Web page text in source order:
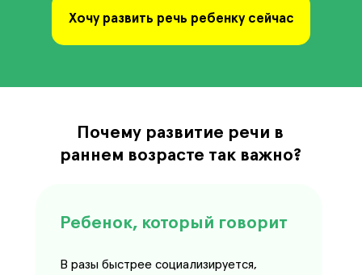
Хочу развить речь ребенку сейчас
Почему развитие речи в
раннем возрасте так важно?
В разы быстрее социализируется,
Ребенок, который говорит